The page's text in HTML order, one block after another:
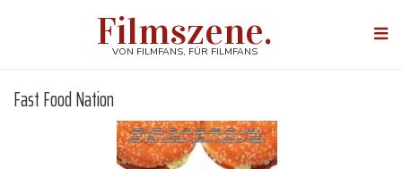
Filmszene.
VON FILMFANS, FÜR FILMFANS
Fast Food Nation